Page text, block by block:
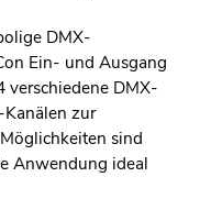
DMX-
Ein- und Ausgang
verschiedene DMX-
zur
sind
Anwendung ideal